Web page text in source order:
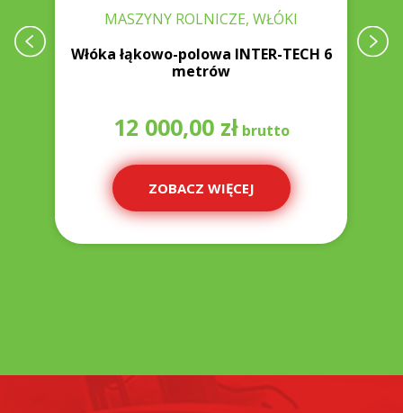
MASZYNY ROLNICZE, WŁÓKI
Włóka łąkowo-polowa INTER-TECH 6
metrów
12 000,00 zł
ZOBACZ WIĘCEJ